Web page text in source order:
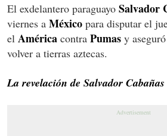
El exdelantero paraguayo Salvador
viernes a México para disputar el
el América contra Pumas y
volver a tierras aztecas.
La revelación de Salvador